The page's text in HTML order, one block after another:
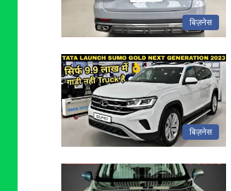
बिज़नेस
बिज़नेस